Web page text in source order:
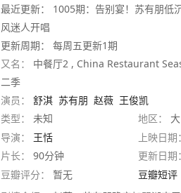
最近更新： 1005期：告别宴！苏有朋低
风迷人开唱
更新周期： 每周五更新1期
又名：
中餐厅2 , China Restaurant
二季
演员：
舒淇 苏有朋 赵薇 王俊凯
类型：
未知 地区：
导演：
王恬
上映日期
片长：
90分钟
更新日期
豆瓣评分：
暂无
豆瓣短评